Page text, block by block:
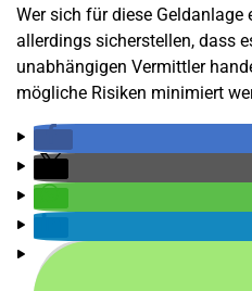
Wer sich für diese Geldanlage
allerdings sicherstellen, dass
unabhängigen Vermittler
mögliche Risiken minimiert